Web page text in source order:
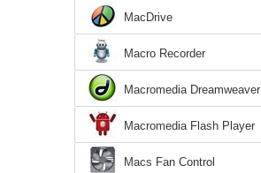
MacDrive
Macro Recorder
Macromedia Dreamweaver
Macromedia Flash Player
Macs Fan Control